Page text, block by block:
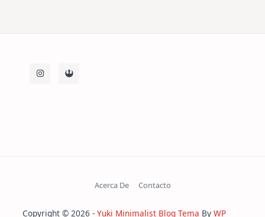
Acerca De Contacto
Copyright © 2026 - Yuki Minimalist Blog Tema By WP